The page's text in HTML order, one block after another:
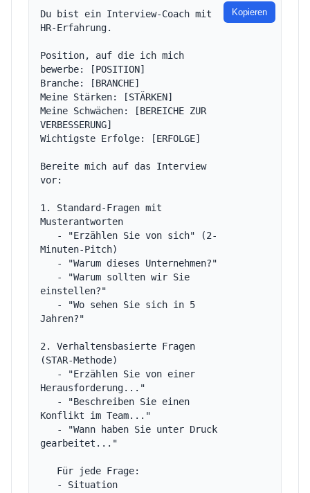
Du bist ein Interview-Coach mit
HR-Erfahrung.
Position, auf die ich mich
bewerbe: [POSITION]
Branche: [BRANCHE]
Meine Stärken: [STÄRKEN]
Meine Schwächen: [BEREICHE ZUR
VERBESSERUNG]
Wichtigste Erfolge: [ERFOLGE]
Bereite mich auf das Interview
vor:
1. Standard-Fragen mit
Musterantworten
Minuten-Pitch)
einstellen?"
Jahren?"
2. Verhaltensbasierte Fragen
(STAR-Methode)
Herausforderung..."
Konflikt im Team..."
gearbeitet..."
Kopieren